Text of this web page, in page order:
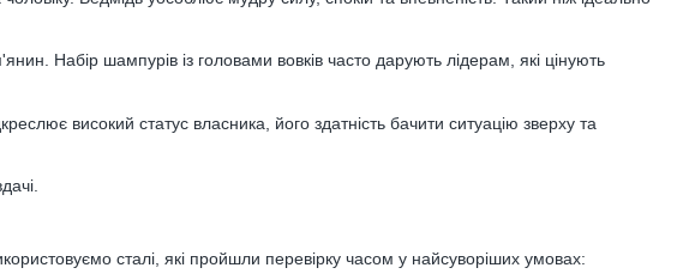
Набір шампурів із головами вовків часто дарують лідерам, які цінують
високий статус власника, його здатність бачити ситуацію зверху та
сталі, які пройшли перевірку часом у найсуворіших умовах: